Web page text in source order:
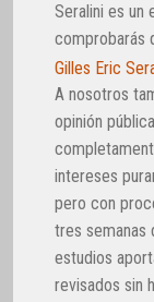
Seralini es un
comprobarás
Gilles Eric
A nosotros
opinión
intereses
pero con
tres semanas
estudios
revisados sin